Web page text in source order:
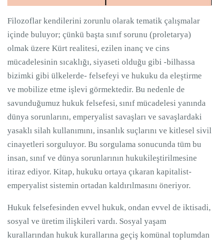
Filozoflar kendilerini zorunlu olarak tematik çalışmalar
içinde buluyor; çünkü başta sınıf sorunu (proletarya)
olmak üzere Kürt realitesi, ezilen inanç ve cins
mücadelesinin sıcaklığı, siyaseti olduğu gibi -bilhassa
bizimki gibi ülkelerde- felsefeyi ve hukuku da eleştirme
ve mobilize etme işlevi görmektedir. Bu nedenle de
savunduğumuz hukuk felsefesi, sınıf mücadelesi yanında
dünya sorunlarını, emperyalist savaşları ve savaşlardaki
yasaklı silah kullanımını, insanlık suçlarını ve kitlesel sivil
cinayetleri sorguluyor. Bu sorgulama sonucunda tüm bu
insan, sınıf ve dünya sorunlarının hukukileştirilmesine
itiraz ediyor. Kitap, hukuku ortaya çıkaran kapitalist-
emperyalist sistemin ortadan kaldırılmasını öneriyor.
Hukuk felsefesinden evvel hukuk, ondan evvel de iktisadi,
sosyal ve üretim ilişkileri vardı. Sosyal yaşam
kurallarından hukuk kurallarına geçiş komünal toplumdan